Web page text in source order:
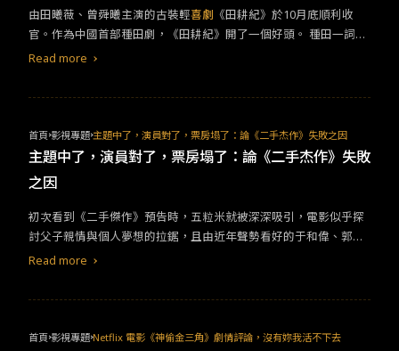
由田曦薇、曾舜曦主演的古裝輕喜劇 《田耕紀》於10月底順利收
官。作為中國首部種田劇，《田耕紀》開了一個好頭。 種田一詞最
早出現在策略遊戲中，玩家開局首重是像種田一樣，踏實播種，等
Read more
首頁 影視專題 主題中了，演員對了，票房塌了：論《二手杰作》失敗之因
主題中了，演員對了，票房塌了：論《二手杰作》失敗
之因
初次看到《二手傑作》預告時，五粒米就被深深吸引，電影似乎探
討父子親情與個人夢想的拉鋸，且由近年聲勢看好的于和偉、郭麒
麟主演，以及對內娛打榜、買粉等現象全面嘲弄，以上元素甚至讓
了呢？跟著五粒米的分析一探究竟。 本片改編自羅賓威廉斯於2009
Read more
首頁 影視專題 Netflix 電影《神偷金三角》劇情評論，沒有妳我活不下去